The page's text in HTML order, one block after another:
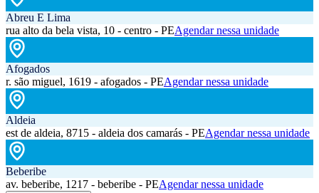
Abreu E Lima
rua alto da bela vista, 10 - centro - PEAgendar nessa unidade
Afogados
r. são miguel, 1619 - afogados - PEAgendar nessa unidade
Aldeia
est de aldeia, 8715 - aldeia dos camarás - PEAgendar nessa unidade
Beberibe
av. beberibe, 1217 - beberibe - PEAgendar nessa unidade